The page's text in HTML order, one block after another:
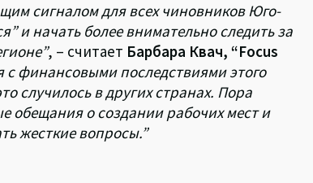
сигналом для всех чиновников Юго-
и начать более внимательно следить за
, – считает Барбара Квач, “Focus
с финансовыми последствиями этого
случилось в других странах. Пора
обещания о создании рабочих мест и
жесткие вопросы.”